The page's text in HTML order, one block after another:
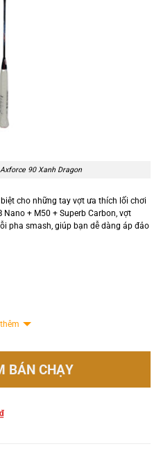
90 Xanh Dragon
cho những tay vợt ưa thích lối chơi
+ M50 + Superb Carbon, vợt
pha smash, giúp bạn dễ dàng áp đảo
BÁN CHẠY
₫Giá